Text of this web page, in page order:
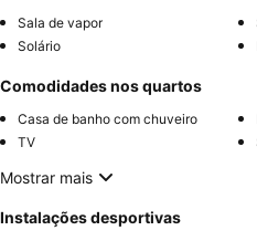
Sala de vapor
Solário
Comodidades nos quartos
Casa de banho com chuveiro
TV
Mostrar mais
Instalações desportivas